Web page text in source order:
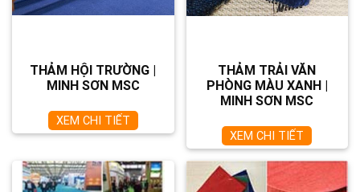
THẢM HỘI TRƯỜNG |
MINH SƠN MSC
XEM CHI TIẾT
THẢM TRẢI VĂN
PHÒNG MÀU XANH |
MINH SƠN MSC
XEM CHI TIẾT